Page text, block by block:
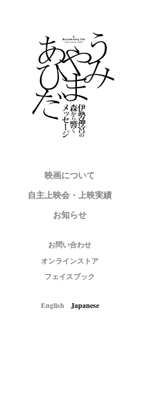
映画について
自主上映会・上映実績
お知らせ
お問い合わせ
オンラインストア
フェイスブック
English Japanese